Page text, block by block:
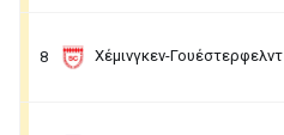
8 Χέμινγκεν-Γουέστερφελντ